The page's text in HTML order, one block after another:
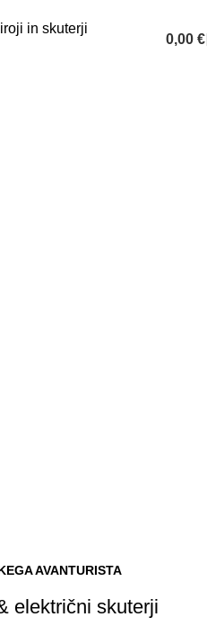
0,00 €
AVANTURISTA
električni skuterji